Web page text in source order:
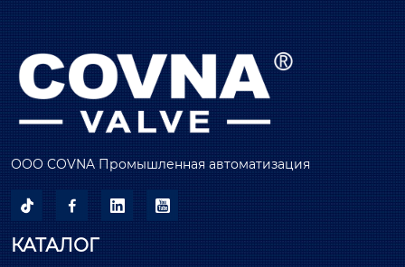
ООО COVNA Промышленная автоматизация
   
КАТАЛОГ